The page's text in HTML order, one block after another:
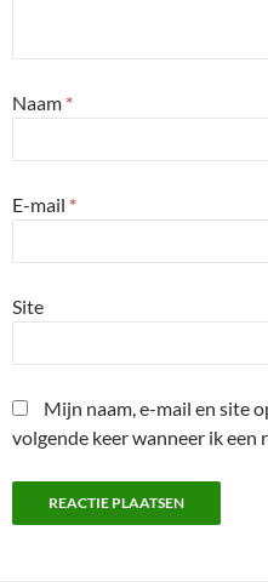
Naam *
E-mail *
Site
Mijn naam, e-mail en site
volgende keer wanneer ik een